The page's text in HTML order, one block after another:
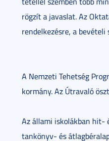
rögzít a javaslat. Az
rendelkezésre, a
A Nemzeti Tehetség
kormány. Az Útravaló
Az állami iskolákban hit-
tankönyv- és